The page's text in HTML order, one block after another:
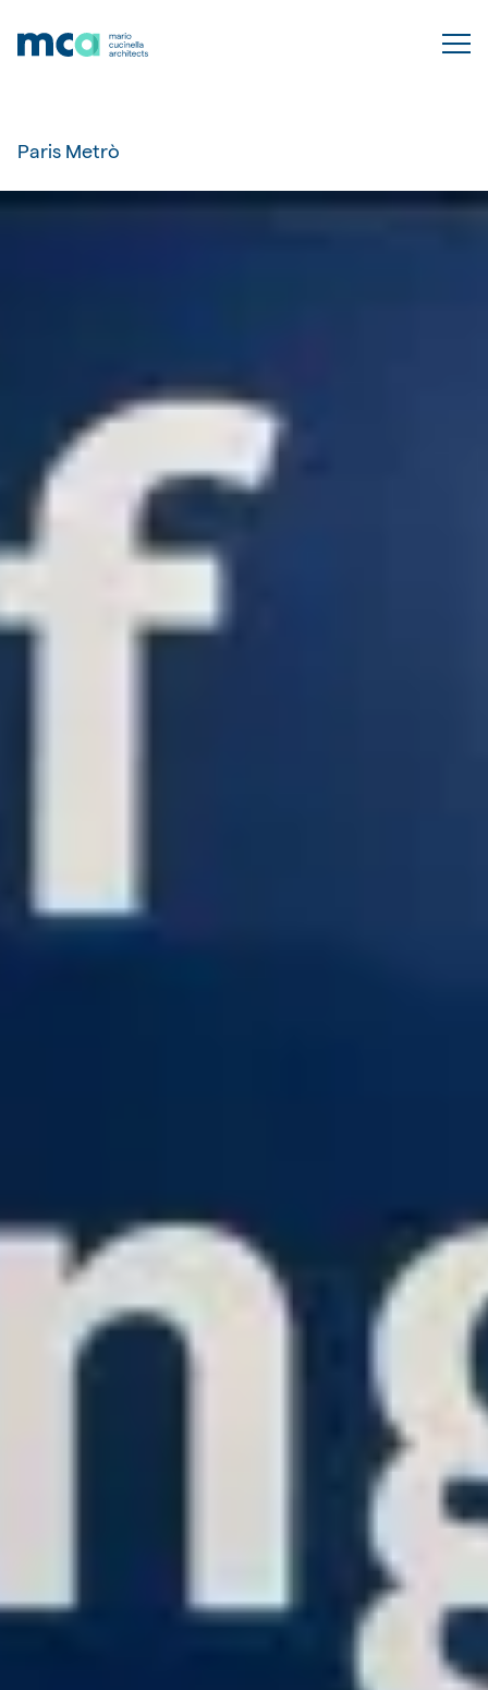
Paris Metrò